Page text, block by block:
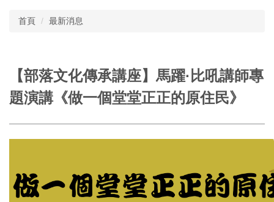
首頁 最新消息
【部落文化傳承講座】馬躍·比吼講師專
題演講《做一個堂堂正正的原住民》